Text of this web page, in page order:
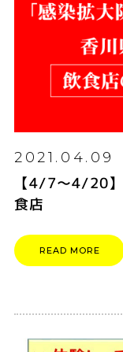
2021.04.09
【4/7～4/20
食店
READ MORE